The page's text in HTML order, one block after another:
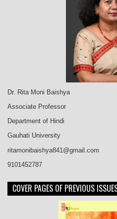
Dr. Rita Moni Baishya
Associate Professor
Department of Hindi
Gauhati University
ritamonibaishya841@gmail.com
9101452787
COVER PAGES OF PREVIOUS